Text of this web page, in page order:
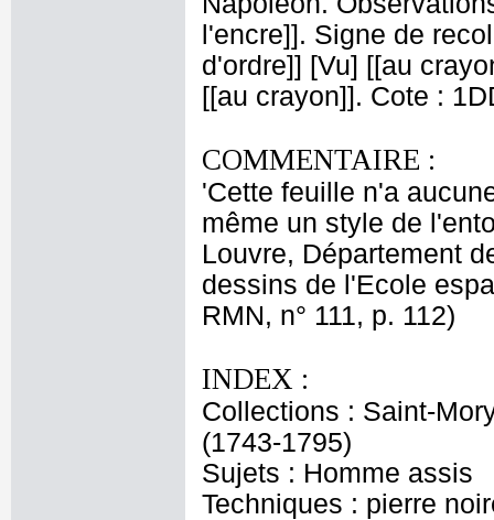
l'encre]]. Signe de
d'ordre]] [Vu] [[au
[[au crayon]]. Cote :
COMMENTAIRE :
'Cette feuille n'a
même un style de
Louvre, Département
dessins de l'Ecole
RMN, n° 111, p. 112)
INDEX :
Collections : Saint-
(1743-1795)
Sujets : Homme assis
Techniques : pierre